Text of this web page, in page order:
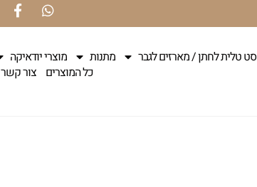
סט טלית לחתן / מארזים לגבר מתנות מוצרי יודאיקה
כל המוצרים צור קשר